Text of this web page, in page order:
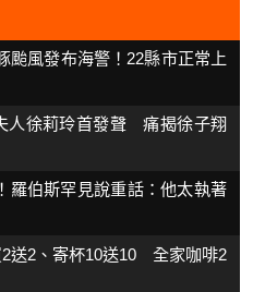
颱風發布海警！22縣市正常上
人徐莉玲首發聲 痛揭徐子翔
羅伯斯罕見說重話：他太執著
送2、寄杯10送10 全家咖啡2